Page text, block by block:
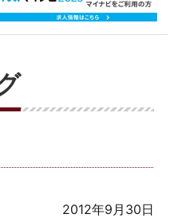
2012年9月30日